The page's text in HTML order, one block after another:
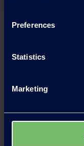
Preferences
Statistics
Marketing